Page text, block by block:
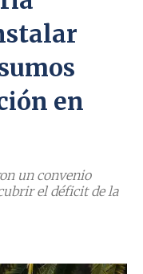
en
un convenio
el déficit de la